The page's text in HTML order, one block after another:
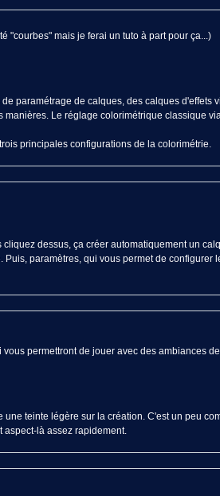
"courbes" mais je ferai un tuto à part pour ça...)
paramétrage de calques, des calques d'effets
Le réglage colorimétrique classique
principales configurations de la colorimétrie.
dessus, ça créer automatiquement un
Puis, paramètres, qui vous permet de configurer
permettront de jouer avec des ambiances
teinte légère sur la création. C'est un peu
aspect-là assez rapidement.